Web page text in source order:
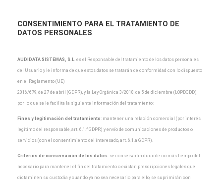
CONSENTIMIENTO PARA EL TRATAMIENTO DE
DATOS PERSONALES
AUDIDATA SISTEMAS, S.L es el Responsable del tratamiento de los datos personales
del Usuario y le informa de que estos datos se tratarán de conformidad con lo dispuesto
en el Reglamento (UE)
2016/679, de 27 de abril (GDPR), y la Ley Orgánica 3/2018, de 5 de diciembre (LOPDGDD),
por lo que se le facilita la siguiente información del tratamiento:
Fines y legitimación del tratamiento : mantener una relación comercial (por interés
legítimo del responsable, art. 6.1.f GDPR) y envío de comunicaciones de productos o
servicios (con el consentimiento del interesado, art. 6.1.a GDPR).
Criterios de conservación de los datos: se conservarán durante no más tiempo del
necesario para mantener el fin del tratamiento o existan prescripciones legales que
dictaminen su custodia y cuando ya no sea necesario para ello, se suprimirán con